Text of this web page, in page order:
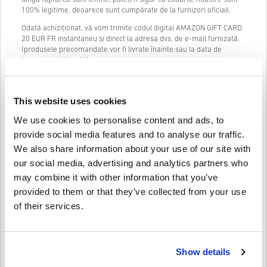
This website uses cookies
We use cookies to personalise content and ads, to
provide social media features and to analyse our traffic.
We also share information about your use of our site with
our social media, advertising and analytics partners who
may combine it with other information that you’ve
provided to them or that they’ve collected from your use
of their services.
Show details
100% legitime, deoarece sunt cumpărate de la furnizori oficiali.
Odată achiziționat, vă vom trimite codul digital AMAZON GIFT CARD
20 EUR FR instantaneu și direct la adresa dvs. de e-mail furnizată.
(produsele precomandate vor fi livrate înainte sau la data de
lansare menționată)
Chatul nostru live (24/7) și asistența excelentă pentru clienți sunt
întrebări cu privire la codul AMAZON GIFT CARD 20 EUR FR.
Sistemul nostru de cumpărare în 3 pași, ușor de urmărit, nu conține
o adresă de e-mail și o metodă de plată validă, făcând astfel
procesul de cumpărare a AMAZON GIFT CARD 20 EUR FR pentru PC
de la livecards.net rapid și ușor.
Cum funcționează pe Livecards.net
vor fi livrate înainte sau la data de